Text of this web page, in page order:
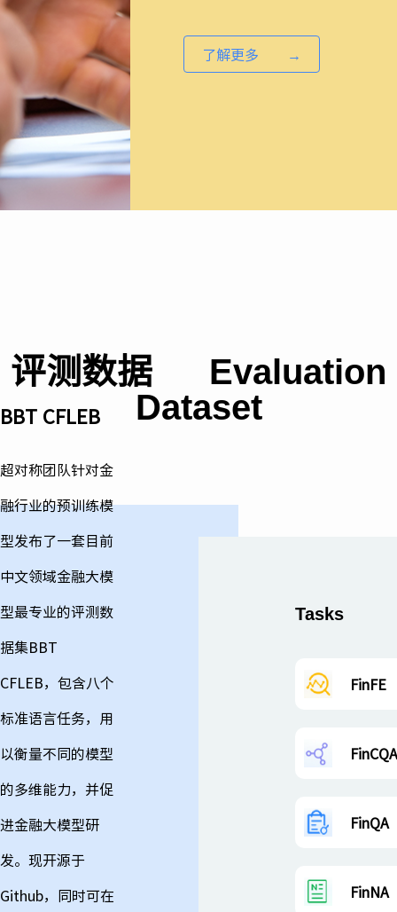
了解更多 →
评测数据
Evaluation
Dataset
BBT CFLEB
超对称团队针对金
融行业的预训练模
型发布了一套目前
中文领域金融大模
型最专业的评测数
据集BBT
CFLEB，包含八个
标准语言任务，用
以衡量不同的模型
的多维能力，并促
进金融大模型研
发。现开源于
Github，同时可在
Tasks
FinFE
FinCQA
FinQA
FinNA